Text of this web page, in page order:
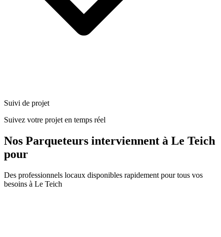
Suivi de projet
Suivez votre projet en temps réel
Nos Parqueteurs interviennent à Le Teich
pour
Des professionnels locaux disponibles rapidement pour tous vos
besoins à Le Teich